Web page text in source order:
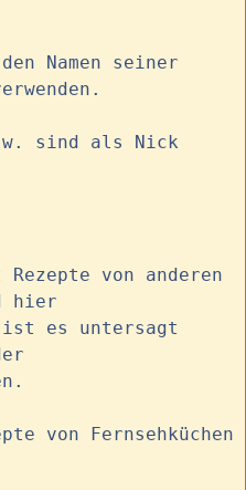
Namen seiner
sind als Nick
von anderen
hier
ist es untersagt
von Fernsehküchen